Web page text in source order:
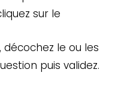
sur le
, décochez le ou les
puis validez.